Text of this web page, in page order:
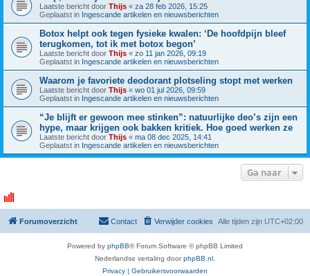
Laatste bericht door Thijs « za 28 feb 2026, 15:25
Geplaatst in Ingescande artikelen en nieuwsberichten
Botox helpt ook tegen fysieke kwalen: ‘De hoofdpijn bleef
terugkomen, tot ik met botox begon’
Laatste bericht door Thijs « zo 11 jan 2026, 09:19
Geplaatst in Ingescande artikelen en nieuwsberichten
Waarom je favoriete deodorant plotseling stopt met werken
Laatste bericht door Thijs « wo 01 jul 2026, 09:59
Geplaatst in Ingescande artikelen en nieuwsberichten
“Je blijft er gewoon mee stinken”: natuurlijke deo’s zijn een
hype, maar krijgen ook bakken kritiek. Hoe goed werken ze
Laatste bericht door Thijs « ma 08 dec 2025, 14:41
Geplaatst in Ingescande artikelen en nieuwsberichten
Ga naar
Forumoverzicht Alle tijden zijn UTC+02:00
Verwijder cookies
Contact
Powered by phpBB® Forum Software © phpBB Limited
Nederlandse vertaling doorphpBB.nl
Privacy | Gebruikersvoorwaarden